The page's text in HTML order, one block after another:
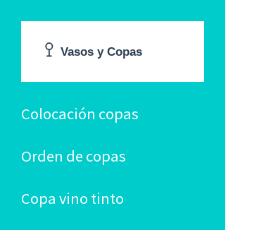
Colocación copas
Orden de copas
Copa vino tinto